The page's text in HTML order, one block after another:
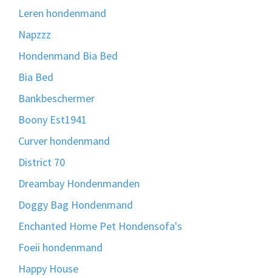
Leren hondenmand
Napzzz
Hondenmand Bia Bed
Bia Bed
Bankbeschermer
Boony Est1941
Curver hondenmand
District 70
Dreambay Hondenmanden
Doggy Bag Hondenmand
Enchanted Home Pet Hondensofa's
Foeii hondenmand
Happy House